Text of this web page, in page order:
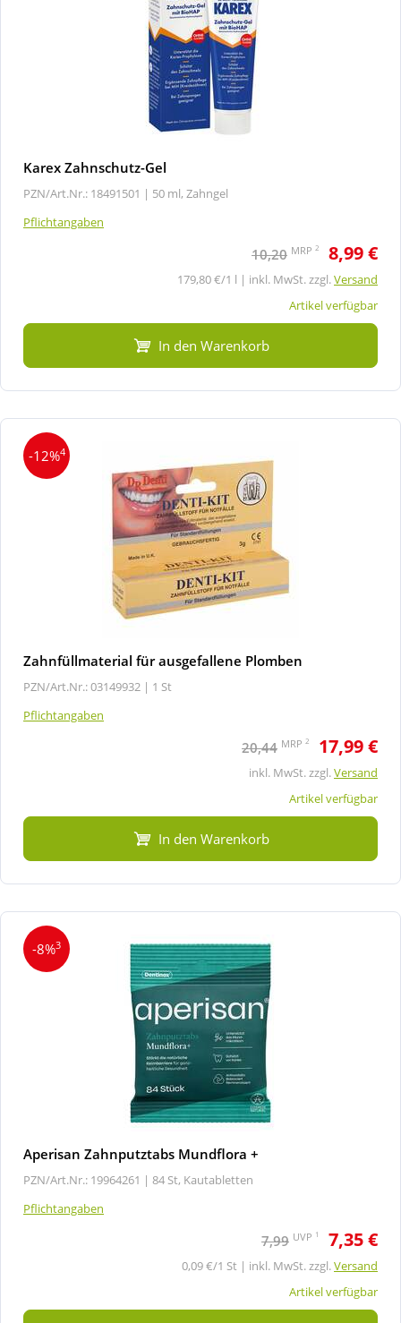
Karex Zahnschutz-Gel
PZN/Art.Nr.: 18491501 | 50 ml, Zahngel
Pflichtangaben
10,20 MRP 2 8,99 €
179,80 €/1 l | inkl. MwSt. zzgl.Versand
Artikel verfügbar
In den Warenkorb
-12%4
Zahnfüllmaterial für ausgefallene Plomben
PZN/Art.Nr.: 03149932 | 1 St
Pflichtangaben
20,44 MRP 2 17,99 €
inkl. MwSt. zzgl.Versand
Artikel verfügbar
In den Warenkorb
-8%3
Aperisan Zahnputztabs Mundflora +
PZN/Art.Nr.: 19964261 | 84 St, Kautabletten
Pflichtangaben
7,99 UVP 1 7,35 €
0,09 €/1 St | inkl. MwSt. zzgl.Versand
Artikel verfügbar